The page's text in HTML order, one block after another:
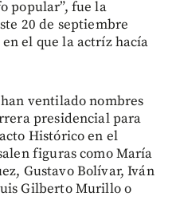
popular”, fue la
20 de septiembre
el que la actríz hacía
ventilado nombres
presidencial para
Histórico en el
figuras como María
Gustavo Bolívar, Iván
Gilberto Murillo o